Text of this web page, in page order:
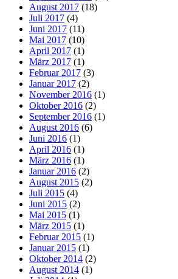
August 2017 (18)
Juli 2017 (4)
Juni 2017 (11)
Mai 2017 (10)
April 2017 (1)
März 2017 (1)
Februar 2017 (3)
Januar 2017 (2)
November 2016 (1)
Oktober 2016 (2)
September 2016 (1)
August 2016 (6)
Juni 2016 (1)
April 2016 (1)
März 2016 (1)
Januar 2016 (2)
August 2015 (2)
Juli 2015 (4)
Juni 2015 (2)
Mai 2015 (1)
März 2015 (1)
Februar 2015 (1)
Januar 2015 (1)
Oktober 2014 (2)
August 2014 (1)